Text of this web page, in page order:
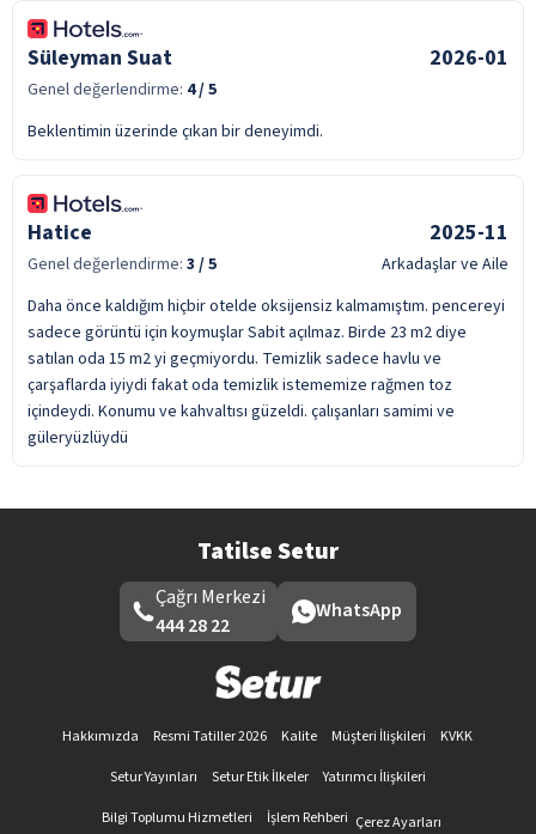
Süleyman Suat 2026-01
Genel değerlendirme: 4/ 5
Beklentimin üzerinde çıkan bir deneyimdi.
Hatice 2025-11
Genel değerlendirme: 3 / 5
Arkadaşlar ve Aile
Daha önce kaldığım hiçbir otelde oksijensiz kalmamıştım. pencereyi
sadece görüntü için koymuşlar Sabit açılmaz. Birde 23 m2 diye
satılan oda 15 m2 yi geçmiyordu. Temizlik sadece havlu ve
çarşaflarda iyiydi fakat oda temizlik istememize rağmen toz
içindeydi. Konumu ve kahvaltısı güzeldi. çalışanları samimi ve
güleryüzlüydü
Tatilse Setur
Çağrı Merkezi
444 28 22
WhatsApp
Hakkımızda Resmi Tatiller 2026 Kalite Müşteri İlişkileri
KVKK
Setur Yayınları
Setur Etik İlkeler
Yatırımcı İlişkileri
Bilgi Toplumu Hizmetleri
İşlem Rehberi Çerez Ayarları